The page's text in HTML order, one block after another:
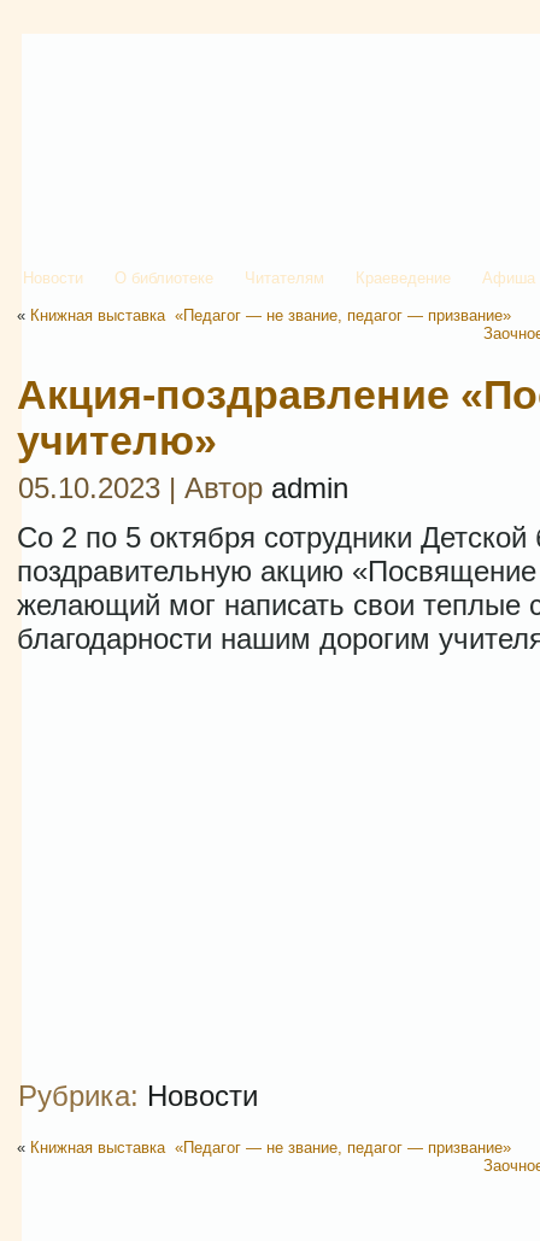
Новости О библиотеке Читателям Краеведение Афиша
« Книжная выставка «Педагог — не звание, педагог — призвание»
Акция-поздравление
учителю»
05.10.2023 | Автор admin
Со 2 по 5 октября сотрудники Детской
поздравительную акцию
желающий мог написать свои теплые
благодарности нашим дорогим
Рубрика: Новости
« Книжная выставка «Педагог — не звание, педагог — призвание»